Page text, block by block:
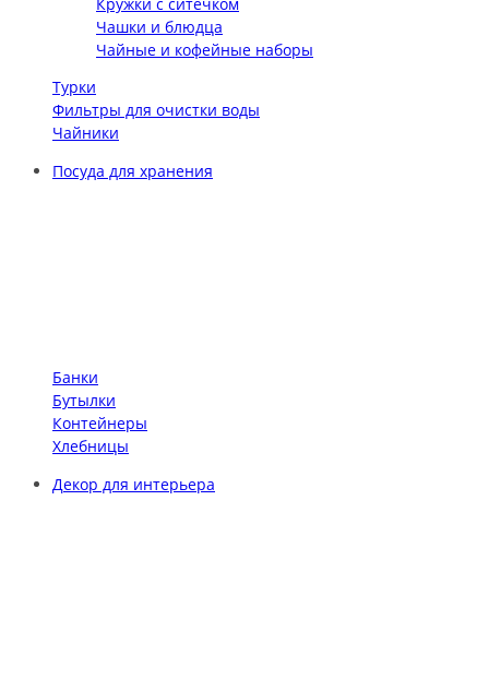
Чашки и блюдца
Чайные и кофейные наборы
Турки
Фильтры для очистки воды
Чайники
Посуда для хранения
Банки
Бутылки
Контейнеры
Хлебницы
Декор для интерьера